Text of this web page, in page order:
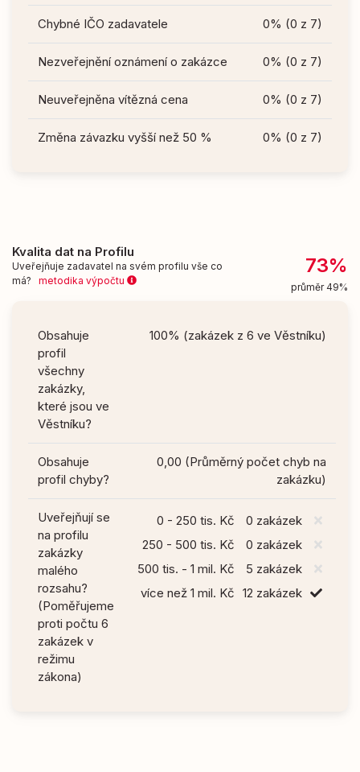
Chybné IČO zadavatele 0% (0 z 7)
Nezveřejnění oznámení o zakázce 0% (0 z 7)
Neuveřejněna vítězná cena 0% (0 z 7)
Změna závazku vyšší než 50 % 0% (0 z 7)
Kvalita dat na Profilu
Uveřejňuje zadavatel na svém profilu vše co
má? metodika výpočtu
73%
průměr 49%
Obsahuje
profil
všechny
zakázky,
které jsou ve
Věstníku?
100% (zakázek z 6 ve Věstníku)
Obsahuje
profil chyby?
0,00 (Průměrný počet chyb na
zakázku)
Uveřejňují se
na profilu
zakázky
malého
rozsahu?
(Poměřujeme
proti počtu 6
zakázek v
režimu
zákona)
0 - 250 tis. Kč
0 zakázek
250 - 500 tis. Kč
0 zakázek
500 tis. - 1 mil. Kč
5 zakázek
více než 1 mil. Kč 12 zakázek